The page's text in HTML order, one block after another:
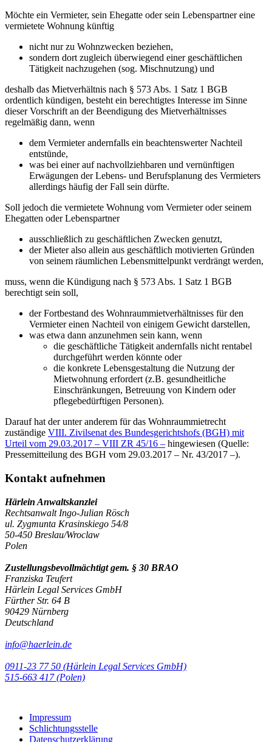
Möchte ein Vermieter, sein Ehegatte oder sein Lebenspartner eine
vermietete Wohnung künftig
nicht nur zu Wohnzwecken beziehen,
sondern dort zugleich überwiegend einer geschäftlichen
Tätigkeit nachzugehen (sog. Mischnutzung) und
deshalb das Mietverhältnis nach § 573 Abs. 1 Satz 1 BGB
ordentlich kündigen, besteht ein berechtigtes Interesse im Sinne
dieser Vorschrift an der Beendigung des Mietverhältnisses
regelmäßig dann, wenn
dem Vermieter andernfalls ein beachtenswerter Nachteil
entstünde,
was bei einer auf nachvollziehbaren und vernünftigen
Erwägungen der Lebens- und Berufsplanung des Vermieters
allerdings häufig der Fall sein dürfte.
Soll jedoch die vermietete Wohnung vom Vermieter oder seinem
Ehegatten oder Lebenspartner
ausschließlich zu geschäftlichen Zwecken genutzt,
der Mieter also allein aus geschäftlich motivierten Gründen
von seinem räumlichen Lebensmittelpunkt verdrängt werden,
muss, wenn die Kündigung nach § 573 Abs. 1 Satz 1 BGB
berechtigt sein soll,
der Fortbestand des Wohnraummietverhältnisses für den
Vermieter einen Nachteil von einigem Gewicht darstellen,
was etwa dann anzunehmen sein kann, wenn
die geschäftliche Tätigkeit andernfalls nicht rentabel
durchgeführt werden könnte oder
die konkrete Lebensgestaltung die Nutzung der
Mietwohnung erfordert (z.B. gesundheitliche
Einschränkungen, Betreuung von Kindern oder
pflegebedürftigen Personen).
Darauf hat der unter anderem für das Wohnraummietrecht
zuständige VIII. Zivilsenat des Bundesgerichtshofs (BGH) mit
Urteil vom 29.03.2017 – VIII ZR 45/16 – hingewiesen (Quelle:
Pressemitteilung des BGH vom 29.03.2017 – Nr. 43/2017 –).
Kontakt aufnehmen
Härlein Anwaltskanzlei
Rechtsanwalt Ingo-Julian Rösch
ul. Zygmunta Krasinskiego 54/8
50-450 Breslau/Wroclaw
Polen
Zustellungsbevollmächtigt gem. § 30 BRAO
Franziska Teufert
Härlein Legal Services GmbH
Fürther Str. 64 B
90429 Nürnberg
Deutschland
info@haerlein.de
0911-23 77 50 (Härlein Legal Services GmbH)
‭515-663 417 (Polen)‬‬‬
Impressum
Schlichtungsstelle
Datenschutzerklärung